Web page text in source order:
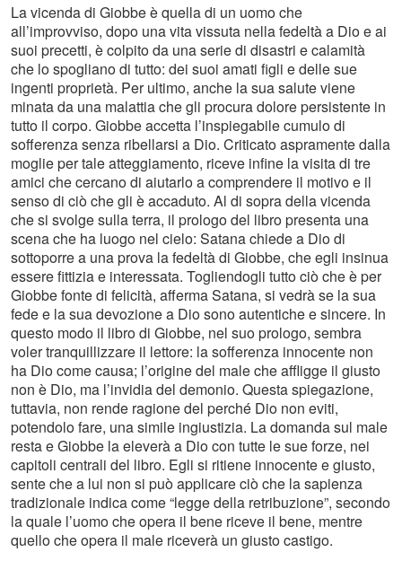
La vicenda di Giobbe è quella di un uomo che
all’improvviso, dopo una vita vissuta nella fedeltà a Dio e ai
suoi precetti, è colpito da una serie di disastri e calamità
che lo spogliano di tutto: dei suoi amati figli e delle sue
ingenti proprietà. Per ultimo, anche la sua salute viene
minata da una malattia che gli procura dolore persistente in
tutto il corpo. Giobbe accetta l’inspiegabile cumulo di
sofferenza senza ribellarsi a Dio. Criticato aspramente dalla
moglie per tale atteggiamento, riceve infine la visita di tre
amici che cercano di aiutarlo a comprendere il motivo e il
senso di ciò che gli è accaduto. Al di sopra della vicenda
che si svolge sulla terra, il prologo del libro presenta una
scena che ha luogo nel cielo: Satana chiede a Dio di
sottoporre a una prova la fedeltà di Giobbe, che egli insinua
essere fittizia e interessata. Togliendogli tutto ciò che è per
Giobbe fonte di felicità, afferma Satana, si vedrà se la sua
fede e la sua devozione a Dio sono autentiche e sincere. In
questo modo il libro di Giobbe, nel suo prologo, sembra
voler tranquillizzare il lettore: la sofferenza innocente non
ha Dio come causa; l’origine del male che affligge il giusto
non è Dio, ma l’invidia del demonio. Questa spiegazione,
tuttavia, non rende ragione del perché Dio non eviti,
potendolo fare, una simile ingiustizia. La domanda sul male
resta e Giobbe la eleverà a Dio con tutte le sue forze, nei
capitoli centrali del libro. Egli si ritiene innocente e giusto,
sente che a lui non si può applicare ciò che la sapienza
tradizionale indica come “legge della retribuzione”, secondo
la quale l’uomo che opera il bene riceve il bene, mentre
quello che opera il male riceverà un giusto castigo.